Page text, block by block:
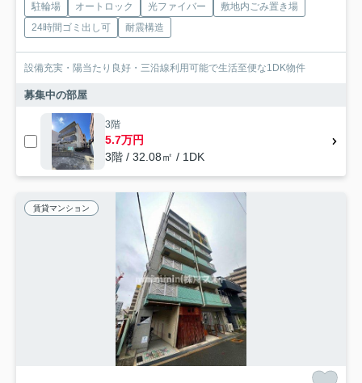
駐輪場 オートロック 光ファイバー
敷地内ごみ置き場
24時間ゴミ出し可
耐震構造
設備充実・陽当たり良好・三沿線利用可能で生活至便な1DK物件
募集中の部屋
3階
5.7万円
3階 / 32.08㎡ / 1DK
賃貸マンション